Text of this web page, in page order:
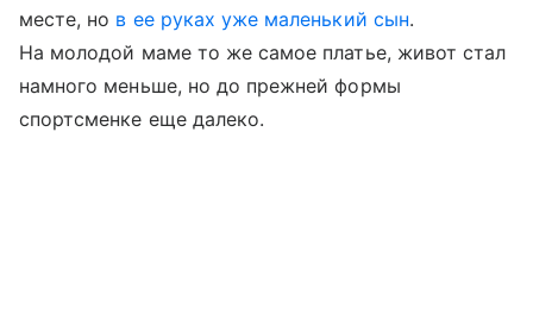
месте, но в ее руках уже маленький сын.
На молодой маме то же самое платье, живот стал
намного меньше, но до прежней формы
спортсменке еще далеко.